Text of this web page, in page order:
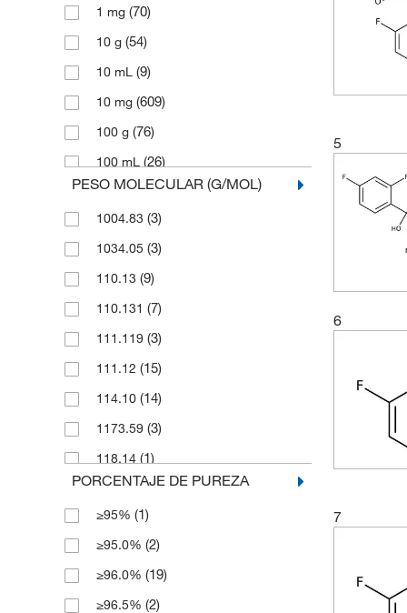
1 mg (70)
10 g (54)
10 mL (9)
10 mg (609)
100 g (76)
100 mL (26)
100 mg(450)
1000 g(1)
2 g(4)
2 mg(54)
2.5 g(2)
2.5 kg(2)
2.5 mL (1)
20 mg(6)
200 mg(50)
25 g(183)
(13)
25 mg(144)
250 g(15)
250 mg (139)
PESO MOLECULAR (G/MOL)
1004.83 (3)
1034.05 (3)
110.13 (9)
110.131 (7)
111.119 (3)
111.12 (15)
114.10 (14)
1173.59 (3)
118.14 (1)
120.126(3)
120.13(6)
121.11(16)
121.114(4)
124.16(2)
PORCENTAJE DE PUREZA
≥95% (1)
≥95.0% (2)
≥96.0% (19)
≥96.5% (2)
5
6
7